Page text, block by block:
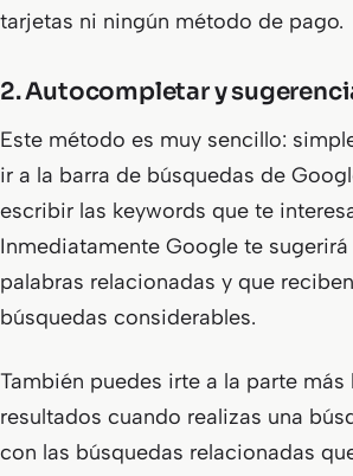
tarjetas ni ningún método de pago.
2.Autocompletar y
Este método es muy sencillo:
ir a la barra de búsquedas de
escribir las keywords que te
Inmediatamente Google te
palabras relacionadas y que
búsquedas considerables.
También puedes irte a la parte
resultados cuando realizas una
con las búsquedas relacionadas